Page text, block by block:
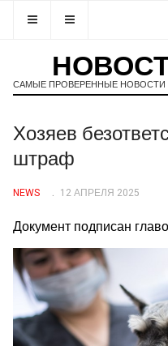
САМЫЕ ПРОВЕРЕННЫЕ НОВОСТИ
Хозяев
штраф
NEWS 12 АПРЕЛЯ 2025
Документ подписан